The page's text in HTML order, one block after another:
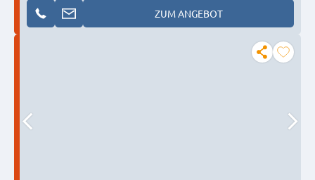
ZUM ANGEBOT